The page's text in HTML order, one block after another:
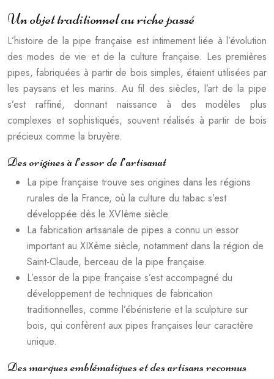
Un objet traditionnel au riche passé
L’histoire de la pipe française est intimement liée à l’évolution
des modes de vie et de la culture française. Les premières
pipes, fabriquées à partir de bois simples, étaient utilisées par
les paysans et les marins. Au fil des siècles, l’art de la pipe
s’est raffiné, donnant naissance à des modèles plus
complexes et sophistiqués, souvent réalisés à partir de bois
précieux comme la bruyère.
Des origines à l’essor de l’artisanat
La pipe française trouve ses origines dans les régions
rurales de la France, où la culture du tabac s’est
développée dès le XVIème siècle.
La fabrication artisanale de pipes a connu un essor
important au XIXème siècle, notamment dans la région de
Saint-Claude, berceau de la pipe française.
L’essor de la pipe française s’est accompagné du
développement de techniques de fabrication
traditionnelles, comme l’ébénisterie et la sculpture sur
bois, qui confèrent aux pipes françaises leur caractère
unique.
Des marques emblématiques et des artisans reconnus